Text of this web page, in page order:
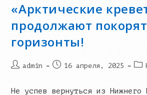
«Арктические
продолжают
горизонты!
Postadmin
Запись16 апреля, 2025
Не успев вернуться из Нижнего